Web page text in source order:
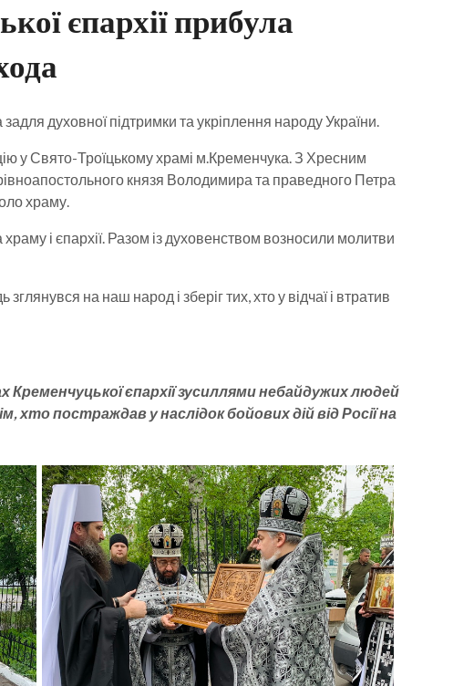
єпархії прибула
духовної підтримки та укріплення народу України.
у Свято-Троїцькому храмі м.Кременчука. З Хресним
князя Володимира та праведного Петра
храму.
і єпархії. Разом із духовенством возносили молитви
на наш народ і зберіг тих, хто у відчаї і втратив
єпархії зусиллями небайдужих людей
постраждав у наслідок бойових дій від Росії на